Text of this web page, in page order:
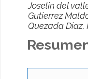
Joselin del
Gutierrez
Quezada Diaz,